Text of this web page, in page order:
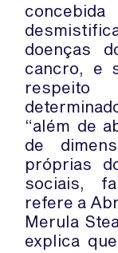
doenças
cancro, e
“além de
de
próprias
sociais,
refere a
Merula
explica